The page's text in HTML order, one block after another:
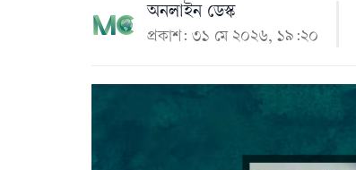
অনলাইন ডেস্ক
প্রকাশ: ৩১ মে ২০২৬, ১৯:২০